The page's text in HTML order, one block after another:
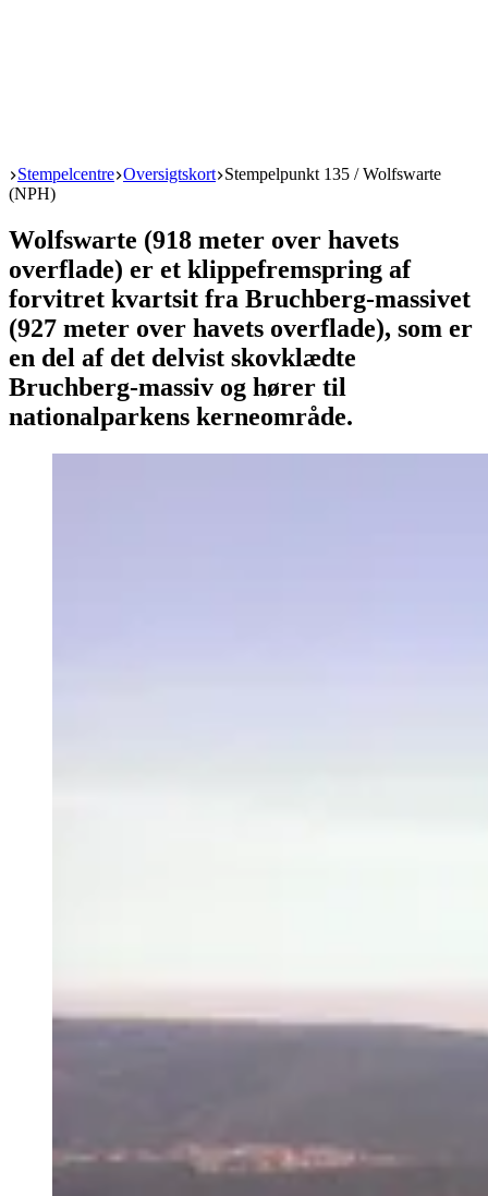
Start
Stempelcentre Oversigtskort Stempelpunkt 135 / Wolfswarte
(NPH)
Wolfswarte (918 meter over havets
overflade) er et klippefremspring af
forvitret kvartsit fra Bruchberg-massivet
(927 meter over havets overflade), som er
en del af det delvist skovklædte
Bruchberg-massiv og hører til
nationalparkens kerneområde.